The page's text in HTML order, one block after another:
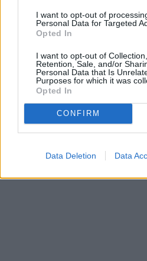
I want to opt-out of
Personal Data for Targeted
Opted In
I want to opt-out of
Retention, Sale, and/or
Personal Data that Is
Purposes for which it was
Opted In
CONFIRM
Data Deletion Data